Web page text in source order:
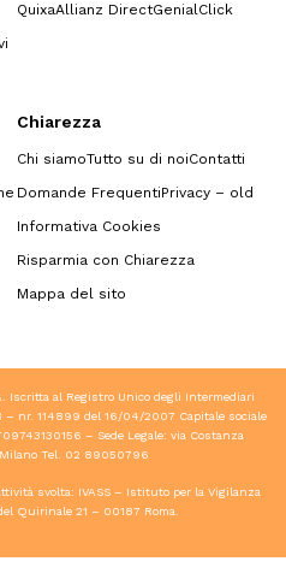
QuixaAllianz DirectGenialClick
Chiarezza
Chi siamoTutto su di noiContatti
Domande FrequentiPrivacy – old
Informativa Cookies
Risparmia con Chiarezza
Mappa del sito
Iscritta al Registro Unico degli Intermediari
nr. 114899 del 16/04/2007 Capitale sociale
– Sede Legale: via Costanza
Tel. 02 89050796
svolta: IVASS – Istituto per la Vigilanza
Quirinale 21 – 00187 Roma.